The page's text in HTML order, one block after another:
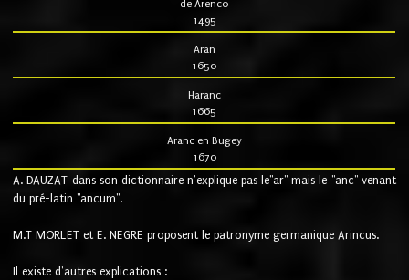
de Arenco
1495
Aran
1650
Haranc
1665
Aranc en Bugey
1670
A. DAUZAT dans son dictionnaire n'explique pas le"ar" mais le "anc" venant
du pré-latin "ancum".
M.T MORLET et E. NEGRE proposent le patronyme germanique Arincus.
Il existe d'autres explications :